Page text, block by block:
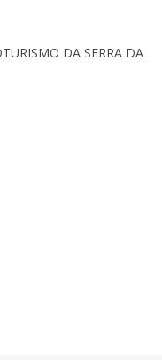
DA SERRA DA